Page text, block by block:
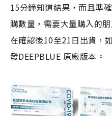
15分鐘知道結果，而且準
購數量，需要大量購入的
在確認後10至21日出貨，
發DEEPBLUE 原廠版本。